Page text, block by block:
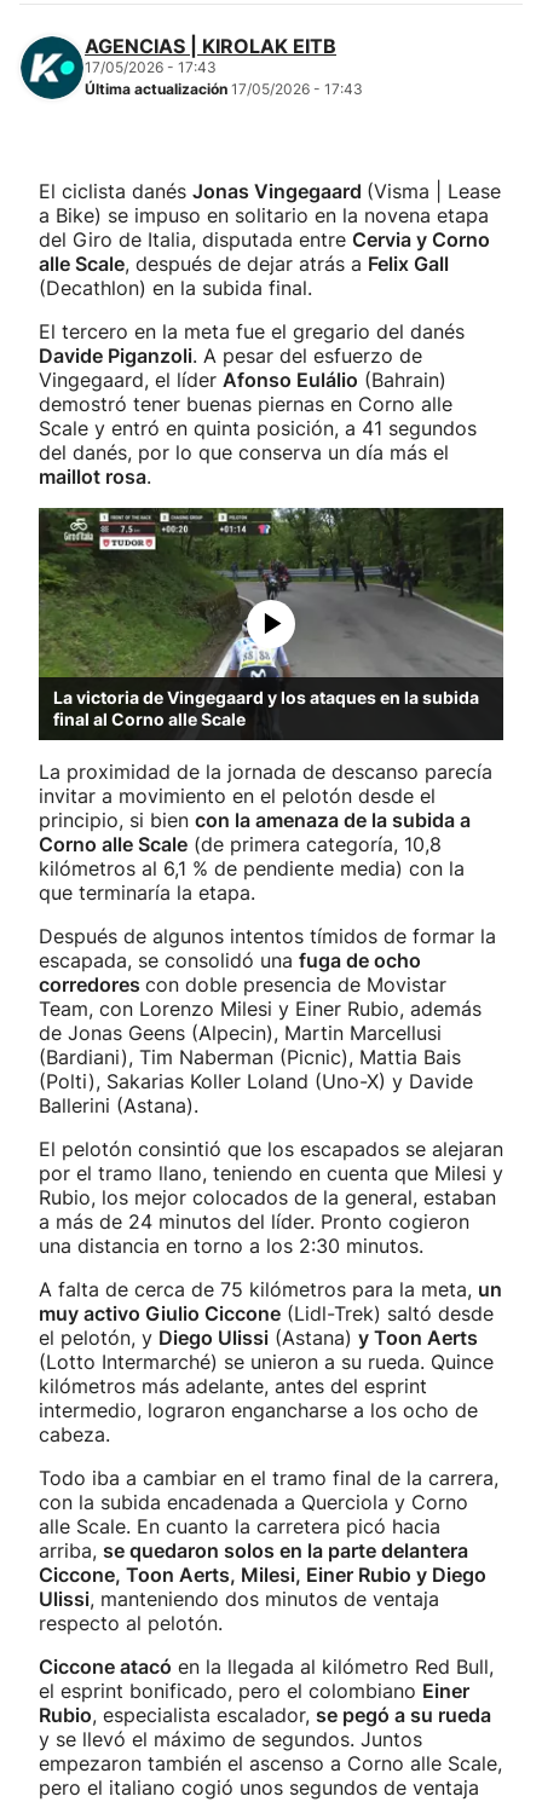
AGENCIAS | KIROLAK EITB
17/05/2026 - 17:43
Última actualización 17/05/2026 - 17:43
El ciclista danés Jonas Vingegaard (Visma | Lease
a Bike) se impuso en solitario en la novena etapa
del Giro de Italia, disputada entre Cervia y Corno
alle Scale, después de dejar atrás a Felix Gall
(Decathlon) en la subida final.
El tercero en la meta fue el gregario del danés
Davide Piganzoli. A pesar del esfuerzo de
Vingegaard, el líder Afonso Eulálio (Bahrain)
demostró tener buenas piernas en Corno alle
Scale y entró en quinta posición, a 41 segundos
del danés, por lo que conserva un día más el
maillot rosa.
La victoria de Vingegaard y los ataques en la subida
final al Corno alle Scale
La proximidad de la jornada de descanso parecía
invitar a movimiento en el pelotón desde el
principio, si bien con la amenaza de la subida a
Corno alle Scale (de primera categoría, 10,8
kilómetros al 6,1 % de pendiente media) con la
que terminaría la etapa.
Después de algunos intentos tímidos de formar la
escapada, se consolidó una fuga de ocho
corredores con doble presencia de Movistar
Team, con Lorenzo Milesi y Einer Rubio, además
de Jonas Geens (Alpecin), Martin Marcellusi
(Bardiani), Tim Naberman (Picnic), Mattia Bais
(Polti), Sakarias Koller Loland (Uno-X) y Davide
Ballerini (Astana).
El pelotón consintió que los escapados se alejaran
por el tramo llano, teniendo en cuenta que Milesi y
Rubio, los mejor colocados de la general, estaban
a más de 24 minutos del líder. Pronto cogieron
una distancia en torno a los 2:30 minutos.
A falta de cerca de 75 kilómetros para la meta, un
muy activo Giulio Ciccone (Lidl-Trek) saltó desde
el pelotón, y Diego Ulissi (Astana) y Toon Aerts
(Lotto Intermarché) se unieron a su rueda. Quince
kilómetros más adelante, antes del esprint
intermedio, lograron engancharse a los ocho de
cabeza.
Todo iba a cambiar en el tramo final de la carrera,
con la subida encadenada a Querciola y Corno
alle Scale. En cuanto la carretera picó hacia
arriba, se quedaron solos en la parte delantera
Ciccone, Toon Aerts, Milesi, Einer Rubio y Diego
Ulissi, manteniendo dos minutos de ventaja
respecto al pelotón.
Ciccone atacó en la llegada al kilómetro Red Bull,
el esprint bonificado, pero el colombiano Einer
Rubio, especialista escalador, se pegó a su rueda
y se llevó el máximo de segundos. Juntos
empezaron también el ascenso a Corno alle Scale,
pero el italiano cogió unos segundos de ventaja